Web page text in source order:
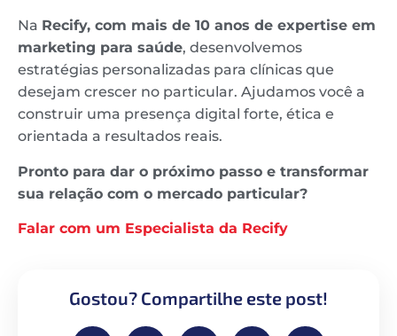
Na Recify, com mais de 10 anos de expertise em
marketing para saúde, desenvolvemos
estratégias personalizadas para clínicas que
desejam crescer no particular. Ajudamos você a
construir uma presença digital forte, ética e
orientada a resultados reais.
Pronto para dar o próximo passo e transformar
sua relação com o mercado particular?
Falar com um Especialista da Recify
Gostou? Compartilhe este post!